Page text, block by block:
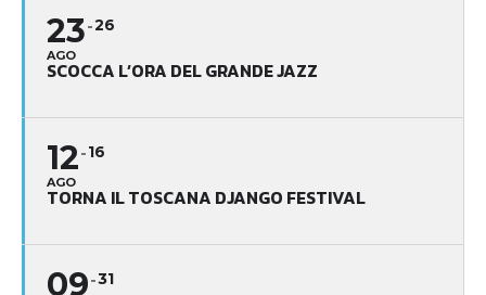
23
AGO
26
SCOCCA L’ORA DEL GRANDE JAZZ
12
AGO
16
TORNA IL TOSCANA DJANGO FESTIVAL
09 31